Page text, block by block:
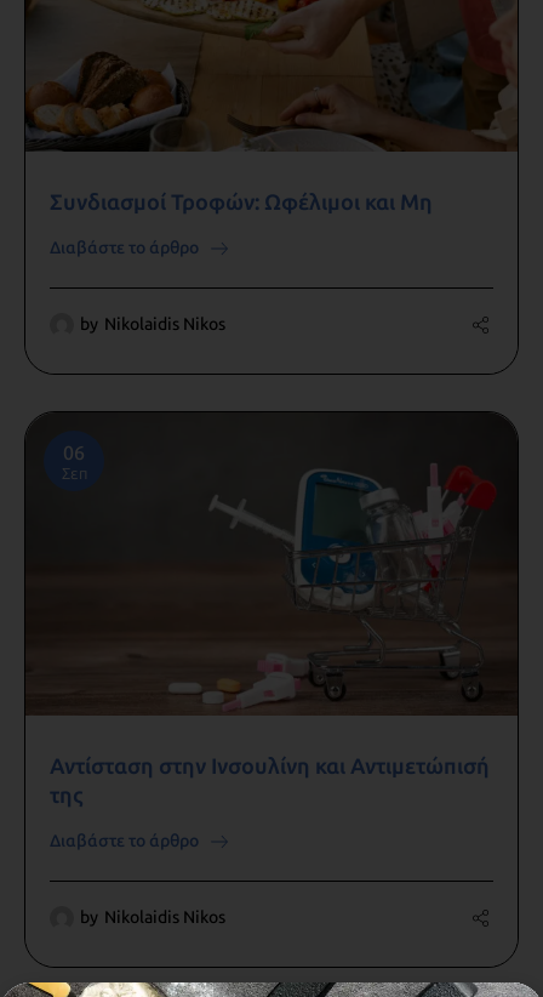
Συνδιασμοί Τροφών: Ωφέλιμοι και Μη
Διαβάστε το άρθρο
by Nikolaidis Nikos
06
Σεπ
Αντίσταση στην Ινσουλίνη και Αντιμετώπισή
της
Διαβάστε το άρθρο
by Nikolaidis Nikos